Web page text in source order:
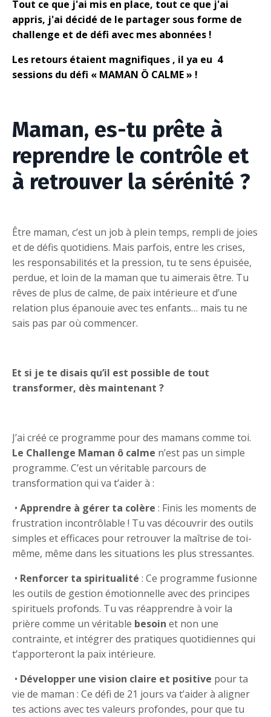
Tout ce que j'ai mis en place, tout ce que j'ai
appris, j'ai décidé de le partager sous forme de
challenge et de défi avec mes abonnées !
Les retours étaient magnifiques , il ya eu 4
sessions du défi « MAMAN Ö CALME » !
Maman, es-tu prête à
reprendre le contrôle et
à retrouver la sérénité ?
Être maman, c’est un job à plein temps, rempli de joies
et de défis quotidiens. Mais parfois, entre les crises,
les responsabilités et la pression, tu te sens épuisée,
perdue, et loin de la maman que tu aimerais être. Tu
rêves de plus de calme, de paix intérieure et d’une
relation plus épanouie avec tes enfants… mais tu ne
sais pas par où commencer.
Et si je te disais qu’il est possible de tout
transformer, dès maintenant ?
J’ai créé ce programme pour des mamans comme toi.
Le Challenge Maman ô calme n’est pas un simple
programme. C’est un véritable parcours de
transformation qui va t’aider à :
• Apprendre à gérer ta colère : Finis les moments de
frustration incontrôlable ! Tu vas découvrir des outils
simples et efficaces pour retrouver la maîtrise de toi-
même, même dans les situations les plus stressantes.
• Renforcer ta spiritualité : Ce programme fusionne
les outils de gestion émotionnelle avec des principes
spirituels profonds. Tu vas réapprendre à voir la
prière comme un véritable besoin et non une
contrainte, et intégrer des pratiques quotidiennes qui
t’apporteront la paix intérieure.
• Développer une vision claire et positive pour ta
vie de maman : Ce défi de 21 jours va t’aider à aligner
tes actions avec tes valeurs profondes, pour que tu